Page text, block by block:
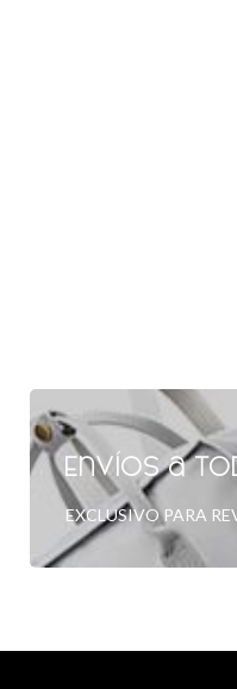
Envíos a
EXCLUSIVO PARA